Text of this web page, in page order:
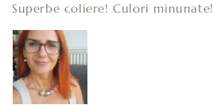
Superbe coliere! Culori minunate!